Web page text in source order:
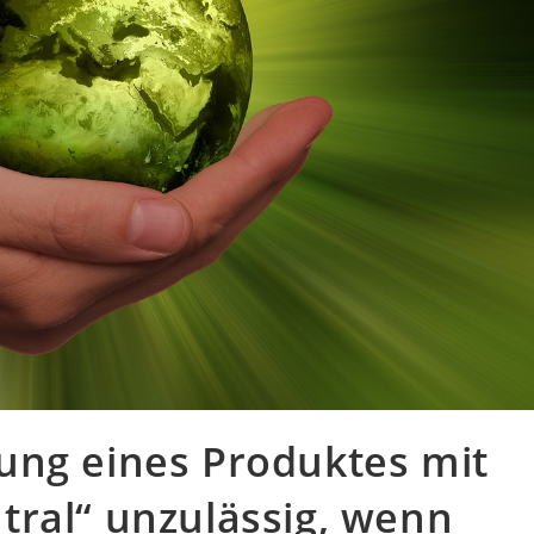
eines Produktes mit
unzulässig, wenn